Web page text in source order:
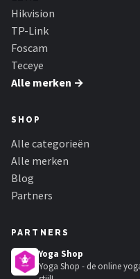
Hikvision
TP-Link
Foscam
Teceye
Alle merken →
SHOP
Alle categorieën
Alle merken
Blog
Partners
PARTNERS
Yoga Shop
Yoga Shop - de online